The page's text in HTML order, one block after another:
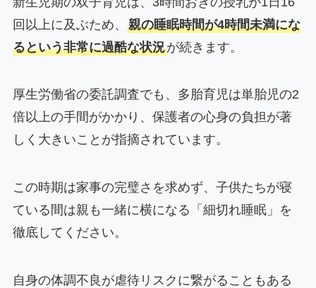
回以上に及ぶため、 親の睡眠時間が4時間未満にな
るという非常に過酷な状況が続きます。
厚生労働省の委託調査でも、多胎育児は単胎児の2
倍以上の手間がかかり、保護者の心身の負担が著
しく大きいことが指摘されています。
この時期は家事の完璧さを求めず、子供たちが寝
ている間は親も一緒に横になる「細切れ睡眠」を
徹底してください。
自身の体調不良が虐待リスクに繋がることもある